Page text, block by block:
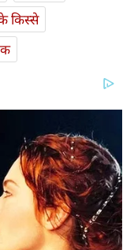
किस्से